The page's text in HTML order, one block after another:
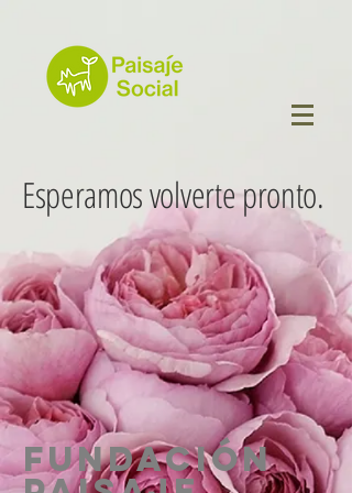
Esperamos volverte pronto.
FUNDACIÓN